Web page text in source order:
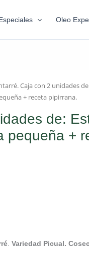
Oleo
Caja con 2 unidades
+ receta pipirrana.
de:
pequeña +
. Variedad Picual.